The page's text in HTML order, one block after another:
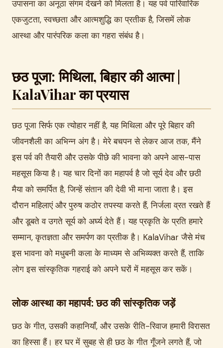
उपासना का अनूठा संगम देखने को मिलता है। यह पर्व पारिवारिक
एकजुटता, स्वच्छता और आत्मशुद्धि का प्रतीक है, जिसमें लोक
आस्था और पारंपरिक कला का गहरा संबंध है।
छठ पूजा: मिथिला, बिहार की आत्मा |
KalaVihar का प्रयास
छठ पूजा सिर्फ एक त्योहार नहीं है, यह मिथिला और पूरे बिहार की
जीवनशैली का अभिन्न अंग है। मेरे बचपन से लेकर आज तक, मैंने
इस पर्व की तैयारी और उसके पीछे की भावना को अपने आस-पास
महसूस किया है। यह चार दिनों का महापर्व है जो सूर्य देव और छठी
मैया को समर्पित है, जिन्हें संतान की देवी भी माना जाता है। इस
दौरान महिलाएं और पुरुष कठोर तपस्या करते हैं, निर्जला व्रत रखते हैं
और डूबते व उगते सूर्य को अर्घ्य देते हैं। यह प्रकृति के प्रति हमारे
सम्मान, कृतज्ञता और समर्पण का प्रतीक है। KalaVihar जैसे मंच
इस भावना को मधुबनी कला के माध्यम से अभिव्यक्त करते हैं, ताकि
लोग इस सांस्कृतिक गहराई को अपने घरों में महसूस कर सकें।
लोक आस्था का महापर्व: छठ की सांस्कृतिक जड़ें
छठ के गीत, उसकी कहानियाँ, और उसके रीति-रिवाज हमारी विरासत
का हिस्सा हैं। हर घर में सुबह से ही छठ के गीत गूँजने लगते हैं, जो